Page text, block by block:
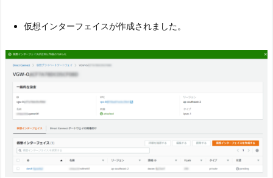
仮想インターフェイスが作成されました。